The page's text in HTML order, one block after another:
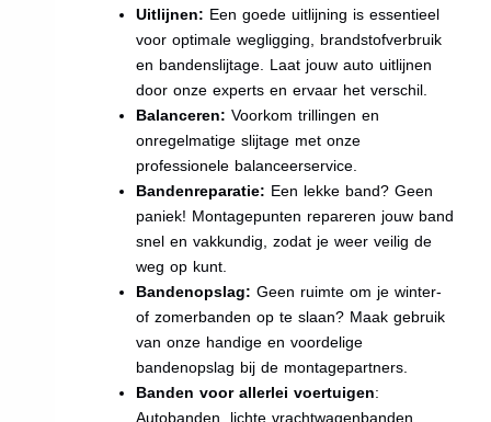
Uitlijnen: Een goede uitlijning is essentieel
voor optimale wegligging, brandstofverbruik
en bandenslijtage. Laat jouw auto uitlijnen
door onze experts en ervaar het verschil.
Balanceren: Voorkom trillingen en
onregelmatige slijtage met onze
professionele balanceerservice.
Bandenreparatie: Een lekke band? Geen
paniek! Montagepunten repareren jouw band
snel en vakkundig, zodat je weer veilig de
weg op kunt.
Bandenopslag: Geen ruimte om je winter-
of zomerbanden op te slaan? Maak gebruik
van onze handige en voordelige
bandenopslag bij de montagepartners.
Banden voor allerlei voertuigen:
Autobanden, lichte vrachtwagenbanden,